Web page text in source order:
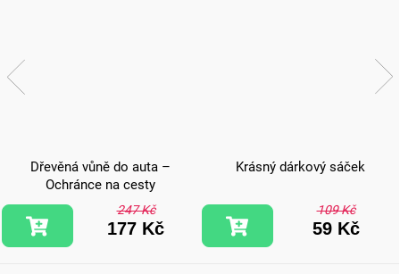
Dřevěná vůně do auta –
Ochránce na cesty
247 Kč
177 Kč
Krásný dárkový sáček
109 Kč
59 Kč